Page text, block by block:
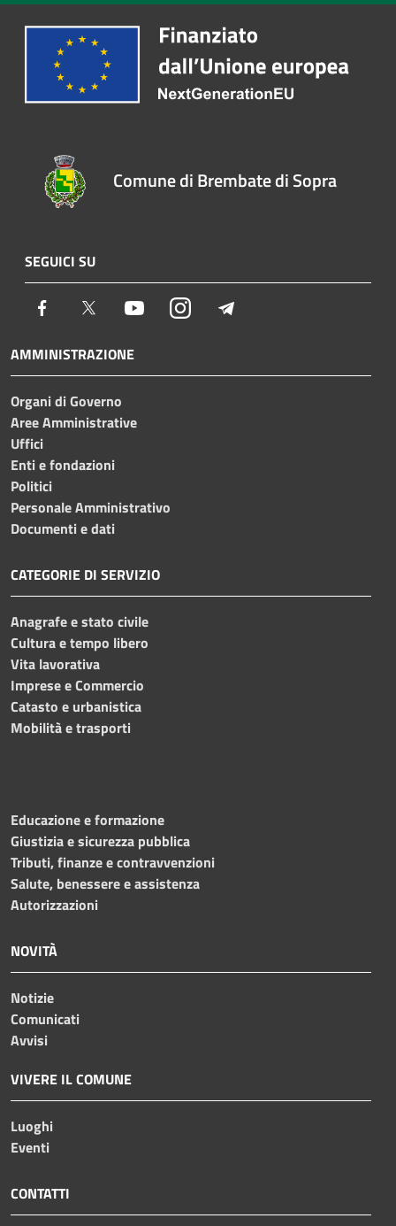
Comune di Brembate di Sopra
SEGUICI SU
Facebook Twitter YoutubeInstagram
AMMINISTRAZIONE
Organi di Governo
Aree Amministrative
Uffici
Enti e fondazioni
Politici
Personale Amministrativo
Documenti e dati
CATEGORIE DI SERVIZIO
Anagrafe e stato civile
Cultura e tempo libero
Vita lavorativa
Imprese e Commercio
Catasto e urbanistica
Mobilità e trasporti
Educazione e formazione
Giustizia e sicurezza pubblica
Tributi, finanze e contravvenzioni
Salute, benessere e assistenza
Autorizzazioni
NOVITÀ
Notizie
Comunicati
Avvisi
VIVERE IL COMUNE
Luoghi
Eventi
CONTATTI